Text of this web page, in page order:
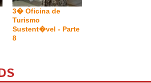
3� Oficina de
Turismo
Sustent�vel - Parte
8